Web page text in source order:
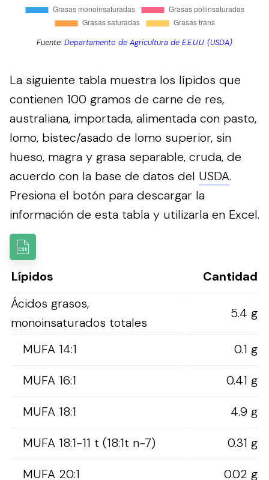
Fuente:Departamento de Agricultura de E.E.U.U. (USDA)
La siguiente tabla muestra los lípidos que
contienen 100 gramos de carne de res,
australiana, importada, alimentada con pasto,
lomo, bistec/asado de lomo superior, sin
hueso, magra y grasa separable, cruda, de
acuerdo con la base de datos del USDA.
Presiona el botón para descargar la
información de esta tabla y utilizarla en Excel.
Lípidos
Cantidad
Ácidos grasos,
monoinsaturados totales
5.4 g
MUFA 14:1
0.1 g
MUFA 16:1
0.41 g
MUFA 18:1
4.9 g
MUFA 18:1-11 t (18:1t n-7)
0.31 g
MUFA 20:1
0.02 g